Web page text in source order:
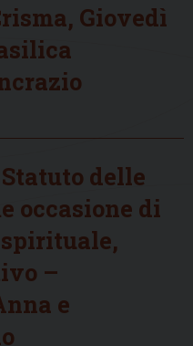
Giovedì
delle
occasione di
–
e